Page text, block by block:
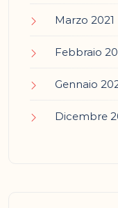
Marzo 2021
Febbraio
Gennaio
Dicembre